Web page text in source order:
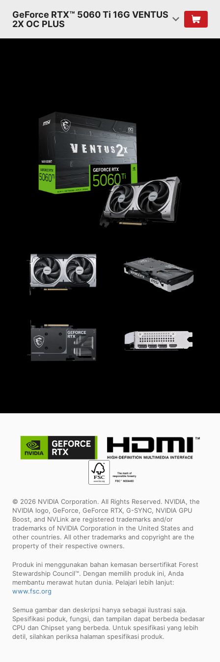
GeForce RTX™ 5060 Ti 16G VENTUS
2X OC PLUS
© 2026 NVIDIA Corporation. All Rights Reserved. NVIDIA, the
NVIDIA logo, GeForce, GeForce RTX, G-SYNC, NVIDIA GPU
Boost, and NVLink are registered trademarks and/or
trademarks of NVIDIA Corporation in the United States and
other countries. All other trademarks and copyright are the
property of their respective owners.
Produk ini menggunakan bahan kemasan bersertifikat Forest
Stewardship Council™. Dengan memilih produk ini, Anda
membantu merawat hutan dunia. Pelajari lebih lanjut:
www.fsc.org
Semua gambar dan deskripsi hanya sebagai ilustrasi saja.
Spesifikasi poduk, fungsi, dan tampilan dapat berbeda bedasar
CPU dan Chipset yang berbeda. Untuk spesifikasi yang lebih
detil, silahkan periksa halaman spesifikasi produk.